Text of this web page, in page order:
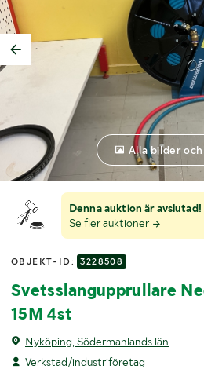
Denna auktion är avslutad!
Se fler auktioner
OBJEKT-ID: 3228508
Svetsslangupprullare
15M 4st
Nyköping, Södermanlands län
Verkstad/industriföretag
Alla bilder